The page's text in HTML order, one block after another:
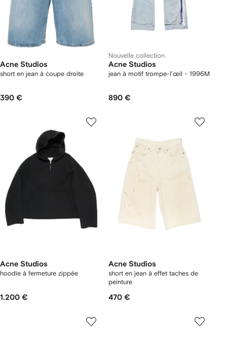
Acne Studios
short en jean à coupe droite
390 €
Nouvelle collection
Acne Studios
jean à motif trompe-l’œil - 1996M
890 €
Acne Studios
hoodie à fermeture zippée
1.200 €
Acne Studios
short en jean à effet taches de
peinture
470 €